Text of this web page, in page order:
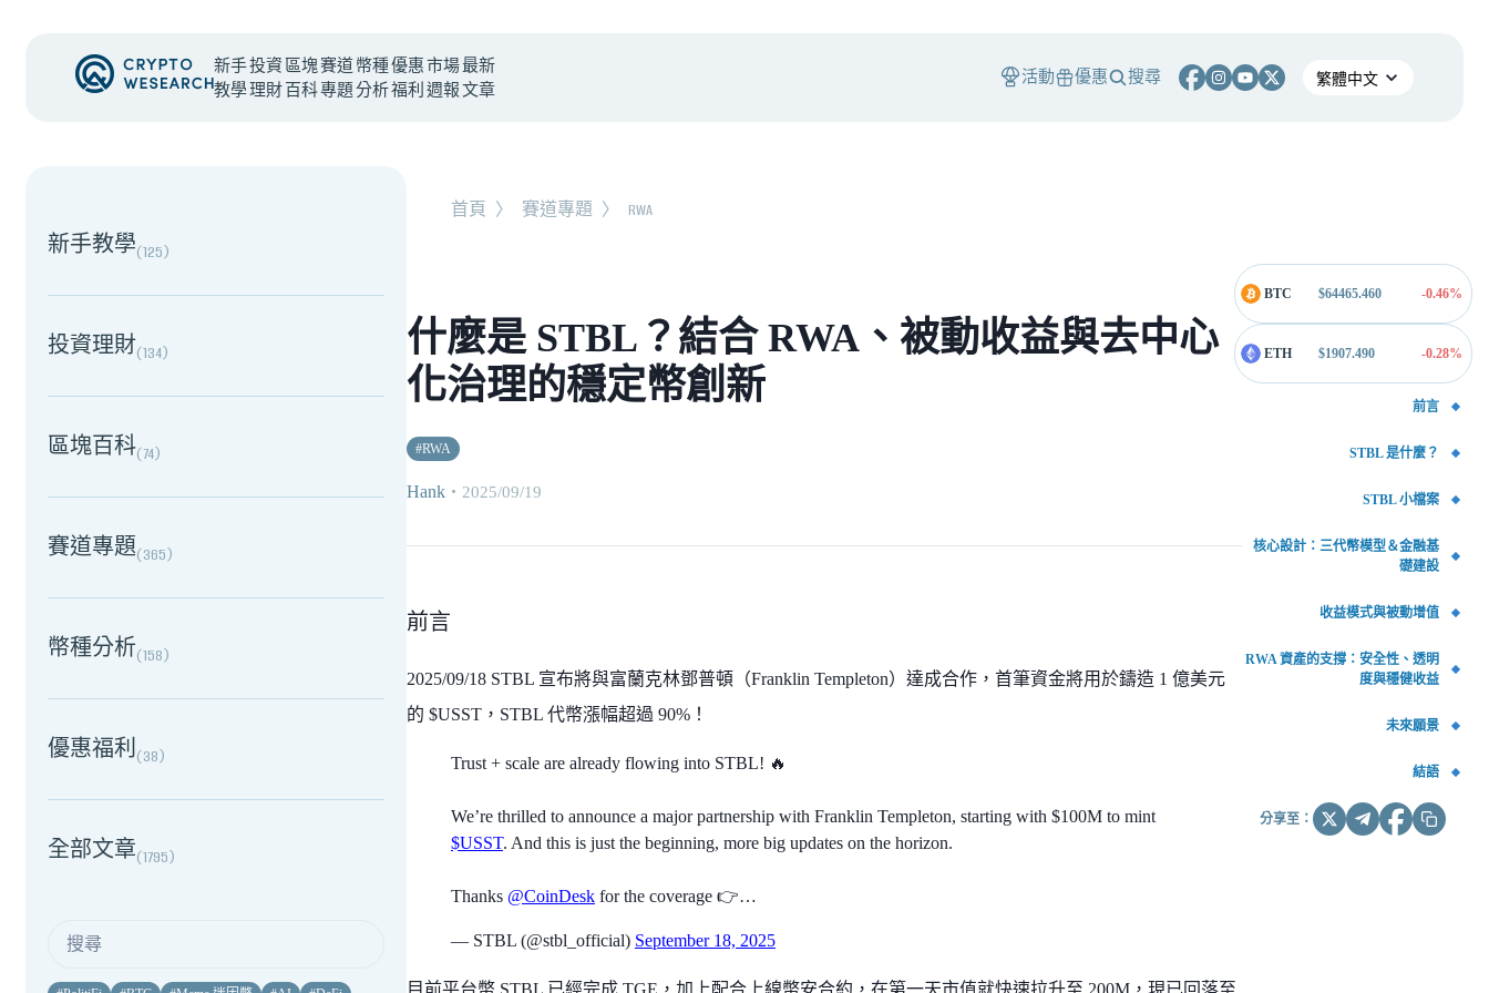
新手
教學
投資
理財
區塊
百科
賽道
專題
幣種
分析
優惠
福利
市場
週報
最新
文章
活動 優惠 搜尋
NEW EVENT
新手教學(125)
投資理財(134)
區塊百科(74)
賽道專題(365)
幣種分析(158)
優惠福利(38)
全部文章(1795)
首頁 〉 賽道專題 〉 RWA
什麼是 STBL？結合 RWA、被動收益與去中心
化治理的穩定幣創新
#RWA
Hank ・ 2025/09/19
前言
2025/09/18 STBL 宣布將與富蘭克林鄧普頓（Franklin Templeton）達成合作，首筆資金將用於鑄造 1 億美元
的 $USST，STBL 代幣漲幅超過 90%！
Trust + scale are already flowing into STBL! 🔥
We’re thrilled to announce a major partnership with Franklin Templeton, starting with $100M to mint
$USST. And this is just the beginning, more big updates on the horizon.
Thanks @CoinDesk for the coverage 👉…
— STBL (@stbl_official) September 18, 2025
BTC $64465.460 -0.46%
ETH $1907.490 -0.28%
前言
STBL 是什麼？
STBL 小檔案
核心設計：三代幣模型＆金融基
礎建設
收益模式與被動增值
RWA 資產的支撐：安全性、透明
度與穩健收益
未來願景
結語
分享至：